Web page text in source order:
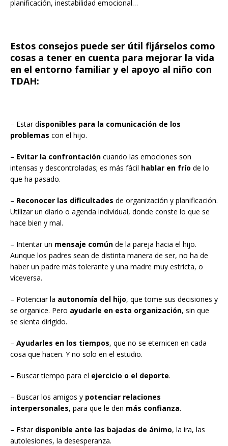
planificación, inestabilidad emocional…
Estos consejos puede ser útil fijárselos como
cosas a tener en cuenta para mejorar la vida
en el entorno familiar y el apoyo al niño con
TDAH:
– Estar disponibles para la comunicación de los
problemas con el hijo.
– Evitar la confrontación cuando las emociones son
intensas y descontroladas; es más fácil hablar en frío de lo
que ha pasado.
– Reconocer las dificultades de organización y planificación.
Utilizar un diario o agenda individual, donde conste lo que se
hace bien y mal.
– Intentar un mensaje común de la pareja hacia el hijo.
Aunque los padres sean de distinta manera de ser, no ha de
haber un padre más tolerante y una madre muy estricta, o
viceversa.
– Potenciar la autonomía del hijo, que tome sus decisiones y
se organice. Pero ayudarle en esta organización, sin que
se sienta dirigido.
– Ayudarles en los tiempos, que no se eternicen en cada
cosa que hacen. Y no solo en el estudio.
– Buscar tiempo para el ejercicio o el deporte.
– Buscar los amigos y potenciar relaciones
interpersonales, para que le den más confianza.
– Estar disponible ante las bajadas de ánimo, la ira, las
autolesiones, la desesperanza.